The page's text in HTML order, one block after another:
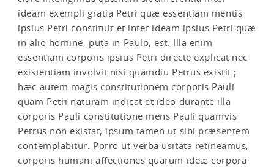
ideam exempli gratia Petri quæ essentiam mentis
ipsius Petri constituit et inter ideam ipsius Petri quæ
in alio homine, puta in Paulo, est. Illa enim
essentiam corporis ipsius Petri directe explicat nec
existentiam involvit nisi quamdiu Petrus existit ;
hæc autem magis constitutionem corporis Pauli
quam Petri naturam indicat et ideo durante illa
corporis Pauli constitutione mens Pauli quamvis
Petrus non existat, ipsum tamen ut sibi præsentem
contemplabitur. Porro ut verba usitata retineamus,
corporis humani affectiones quarum ideæ corpora